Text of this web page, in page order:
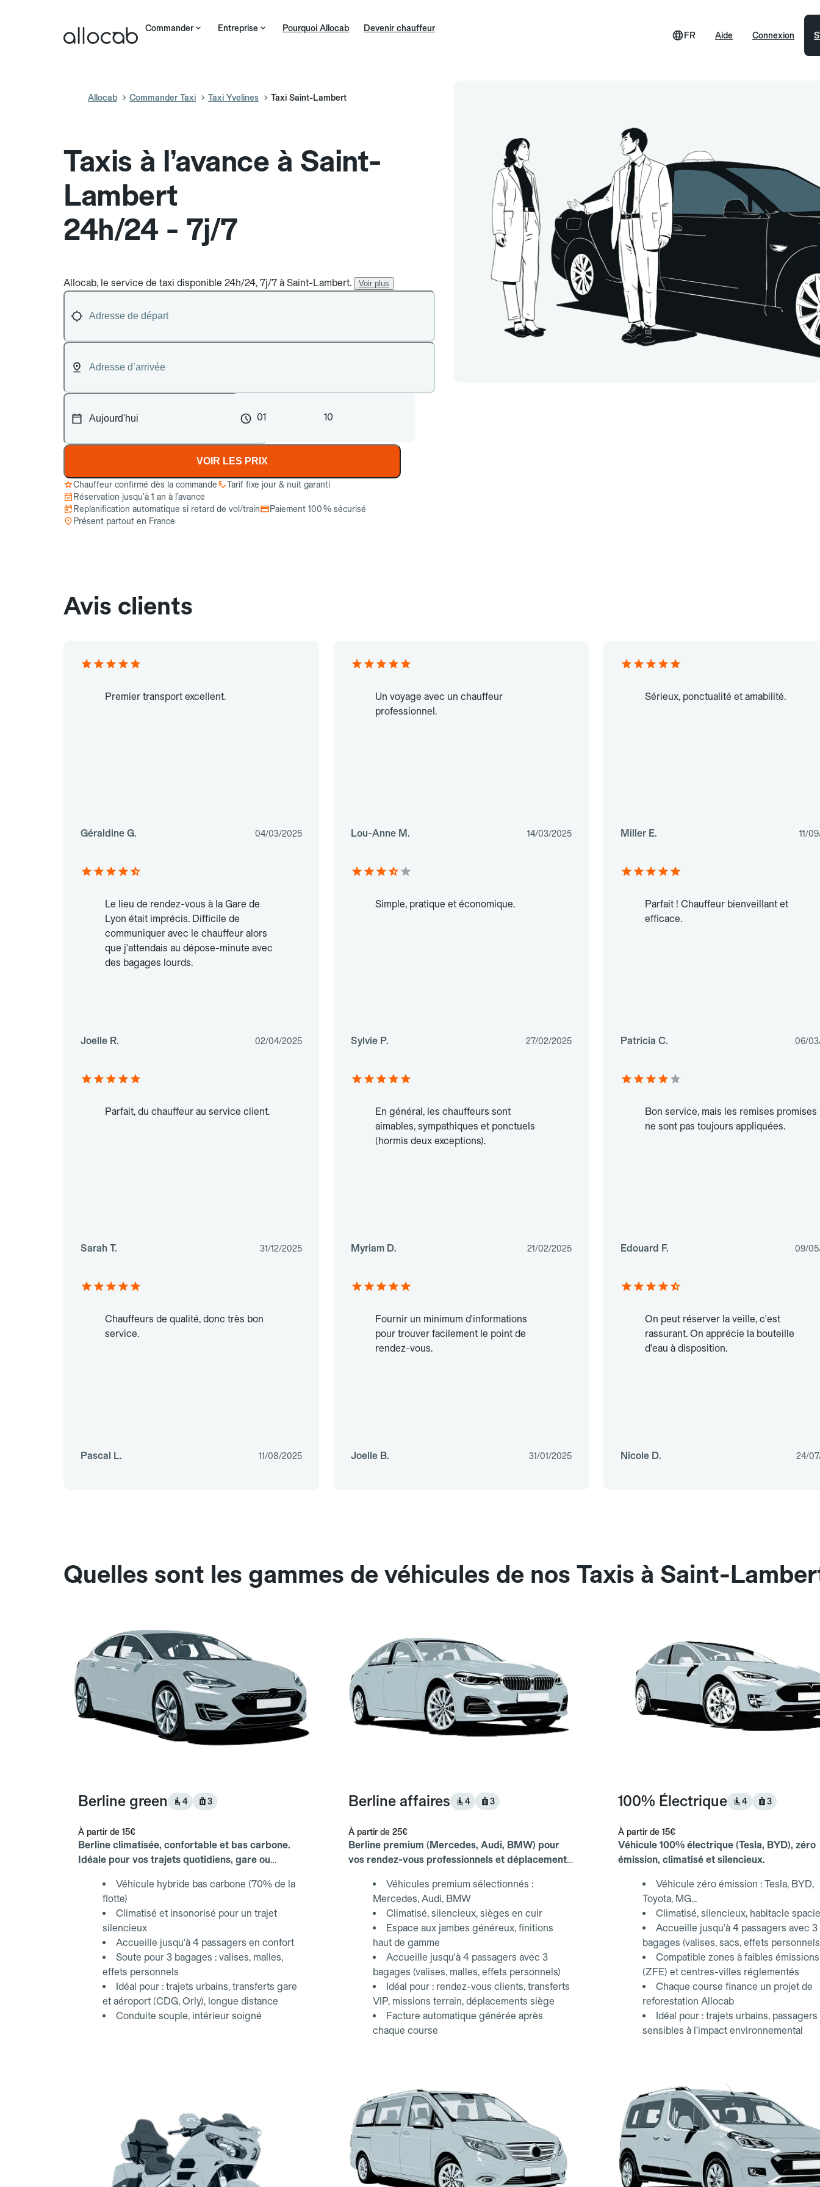
Commander Entreprise Pourquoi Allocab Devenir chauffeur
Aide
FR Connexion
Allocab Commander Taxi Taxi Yvelines Taxi Saint-Lambert
Taxis à l’avance à Saint-
Lambert
24h/24 - 7j/7
Allocab, le service de taxi disponible 24h/24, 7j/7 à Saint-Lambert. Voir plus
01 10
VOIR LES PRIX
Chauffeur confirmé dès la commande
Tarif fixe jour & nuit garanti
Réservation jusqu’à 1 an à l’avance
Replanification automatique si retard de vol/train
Paiement 100 % sécurisé
Présent partout en France
Avis clients
Premier transport excellent.
Géraldine G. 04/03/2025
Un voyage avec un chauffeur
professionnel.
Lou-Anne M. 14/03/2025
Sérieux, ponctualité et amabilité.
Miller E. 11/
Le lieu de rendez-vous à la Gare de
Lyon était imprécis. Difficile de
communiquer avec le chauffeur alors
que j'attendais au dépose-minute avec
des bagages lourds.
Joelle R. 02/04/2025
Simple, pratique et économique.
Sylvie P. 27/02/2025
Parfait ! Chauffeur bienveillant et
efficace.
Patricia C. 06/
Parfait, du chauffeur au service client.
Sarah T. 31/12/2025
En général, les chauffeurs sont
aimables, sympathiques et ponctuels
(hormis deux exceptions).
Myriam D. 21/02/2025
Bon service, mais les remises promises
ne sont pas toujours appliquées.
Edouard F. 09/
Chauffeurs de qualité, donc très bon
service.
Pascal L. 11/08/2025
Fournir un minimum d'informations
pour trouver facilement le point de
rendez-vous.
Joelle B. 31/01/2025
On peut réserver la veille, c'est
rassurant. On apprécie la bouteille
d'eau à disposition.
Nicole D. 24/
Quelles sont les gammes de véhicules de nos Taxis à Saint-
Berline green 4 3
À partir de 15€
Berline climatisée, confortable et bas carbone.
Idéale pour vos trajets quotidiens, gare ou
Véhicule hybride bas carbone (70% de la
flotte)
Climatisé et insonorisé pour un trajet
silencieux
Accueille jusqu'à 4 passagers en confort
Soute pour 3 bagages : valises, malles,
effets personnels
Idéal pour : trajets urbains, transferts gare
et aéroport (CDG, Orly), longue distance
Conduite souple, intérieur soigné
Berline affaires 4 3
À partir de 25€
Berline premium (Mercedes, Audi, BMW) pour
vos rendez-vous professionnels et déplacements
Véhicules premium sélectionnés :
Mercedes, Audi, BMW
Climatisé, silencieux, sièges en cuir
Espace aux jambes généreux, finitions
haut de gamme
Accueille jusqu'à 4 passagers avec 3
bagages (valises, malles, effets personnels)
Idéal pour : rendez-vous clients, transferts
VIP, missions terrain, déplacements siège
Facture automatique générée après
chaque course
100% Électrique 4 3
À partir de 15€
Véhicule 100% électrique (Tesla, BYD), zéro
émission, climatisé et silencieux.
Véhicule zéro émission : Tesla, BYD,
Toyota, MG...
Climatisé, silencieux, habitacle
Accueille jusqu'à 4 passagers avec 3
bagages (valises, sacs, effets
Compatible zones à faibles émissions
(ZFE) et centres-villes réglementés
Chaque course finance un projet de
reforestation Allocab
Idéal pour : trajets urbains, passagers
sensibles à l'impact environnemental